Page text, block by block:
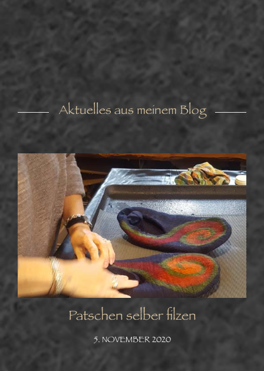
Aktuelles aus meinem Blog
Patschen selber filzen
5. NOVEMBER 2020